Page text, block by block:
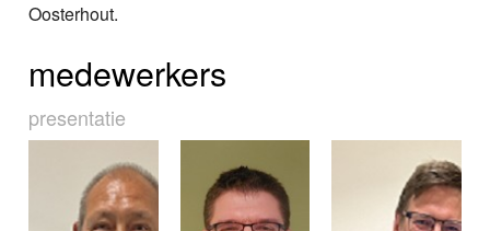
Oosterhout.
medewerkers
presentatie